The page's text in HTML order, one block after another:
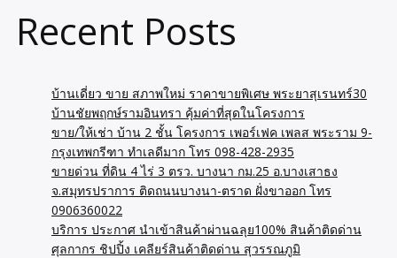
Recent Posts
บ้านเดี่ยว ขาย สภาพใหม่ ราคาขายพิเศษ พระยาสุเรนทร์30
บ้านชัยพฤกษ์รามอินทรา คุ้มค่าที่สุดในโครงการ
ขาย/ให้เช่า บ้าน 2 ชั้น โครงการ เพอร์เฟค เพลส พระราม 9-
กรุงเทพกรีฑา ทำเลดีมาก โทร 098-428-2935
ขายด่วน ที่ดิน 4 ไร่ 3 ตรว. บางนา กม.25 อ.บางเสาธง
จ.สมุทรปราการ ติดถนนบางนา-ตราด ฝั่งขาออก โทร
0906360022
บริการ ประกาศ นำเข้าสินค้าผ่านฉลุย100% สินค้าติดด่าน
ศุลกากร ชิปปิ้ง เคลียร์สินค้าติดด่าน สุวรรณภูมิ